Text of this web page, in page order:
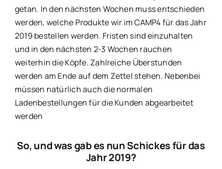
getan. In den nächsten Wochen muss entschieden
werden, welche Produkte wir im CAMP4 für das Jahr
2019 bestellen werden. Fristen sind einzuhalten
und in den nächsten 2-3 Wochen rauchen
weiterhin die Köpfe. Zahlreiche Überstunden
werden am Ende auf dem Zettel stehen. Nebenbei
müssen natürlich auch die normalen
Ladenbestellungen für die Kunden abgearbeitet
werden
So, und was gab es nun Schickes für das
Jahr 2019?